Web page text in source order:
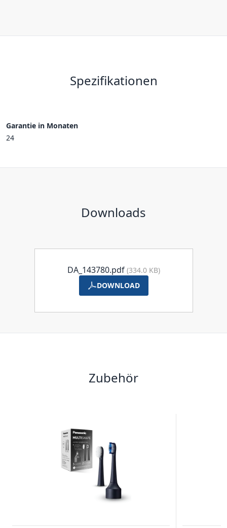
Spezifikationen
Garantie in Monaten
24
Downloads
DA_143780.pdf (334.0 KB)
DOWNLOAD
Zubehör